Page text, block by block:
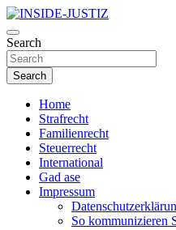
Skip
to
content
INSIDE-
Investigativer Journalismus zur
Search
Search
Home
Strafrecht
Familienrecht
Steuerrecht
International
Gad ase
Impressum
So kommunizieren